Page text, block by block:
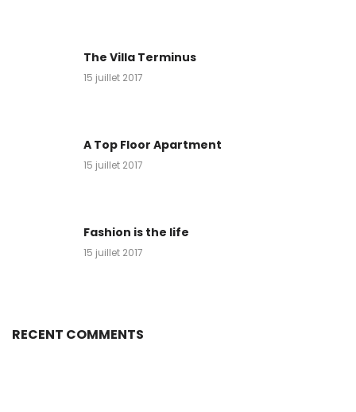
The Villa Terminus
15 juillet 2017
A Top Floor Apartment
15 juillet 2017
Fashion is the life
15 juillet 2017
RECENT COMMENTS